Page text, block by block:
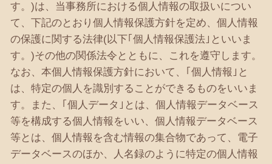
す。)は、当事務所における個人情報の取扱いについ
て、下記のとおり個人情報保護方針を定め、個人情報
の保護に関する法律(以下｢個人情報保護法｣といいま
す。)その他の関係法令とともに、これを遵守します。
なお、本個人情報保護方針において、｢個人情報｣と
は、特定の個人を識別することができるものをいいま
す。また、｢個人データ｣とは、個人情報データベース
等を構成する個人情報をいい、個人情報データベース
等とは、個人情報を含む情報の集合物であって、電子
データベースのほか、人名録のように特定の個人情報